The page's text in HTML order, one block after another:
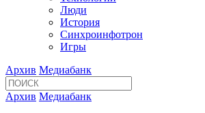
Люди
История
Синхроинфотрон
Игры
Архив Медиабанк
Архив Медиабанк